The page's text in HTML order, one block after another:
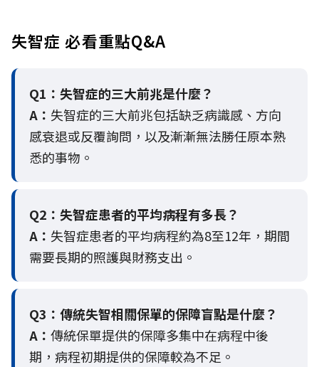
失智症 必看重點Q&A
Q1：失智症的三大前兆是什麼？
A： 失智症的三大前兆包括缺乏病識感、方向
感衰退或反覆詢問，以及漸漸無法勝任原本熟
悉的事物。
Q2： 失智症患者的平均病程有多長？
A： 失智症患者的平均病程約為8至12年，期間
需要長期的照護與財務支出。
Q3： 傳統失智相關保單的保障盲點是什麼？
A： 傳統保單提供的保障多集中在病程中後
期，病程初期提供的保障較為不足。